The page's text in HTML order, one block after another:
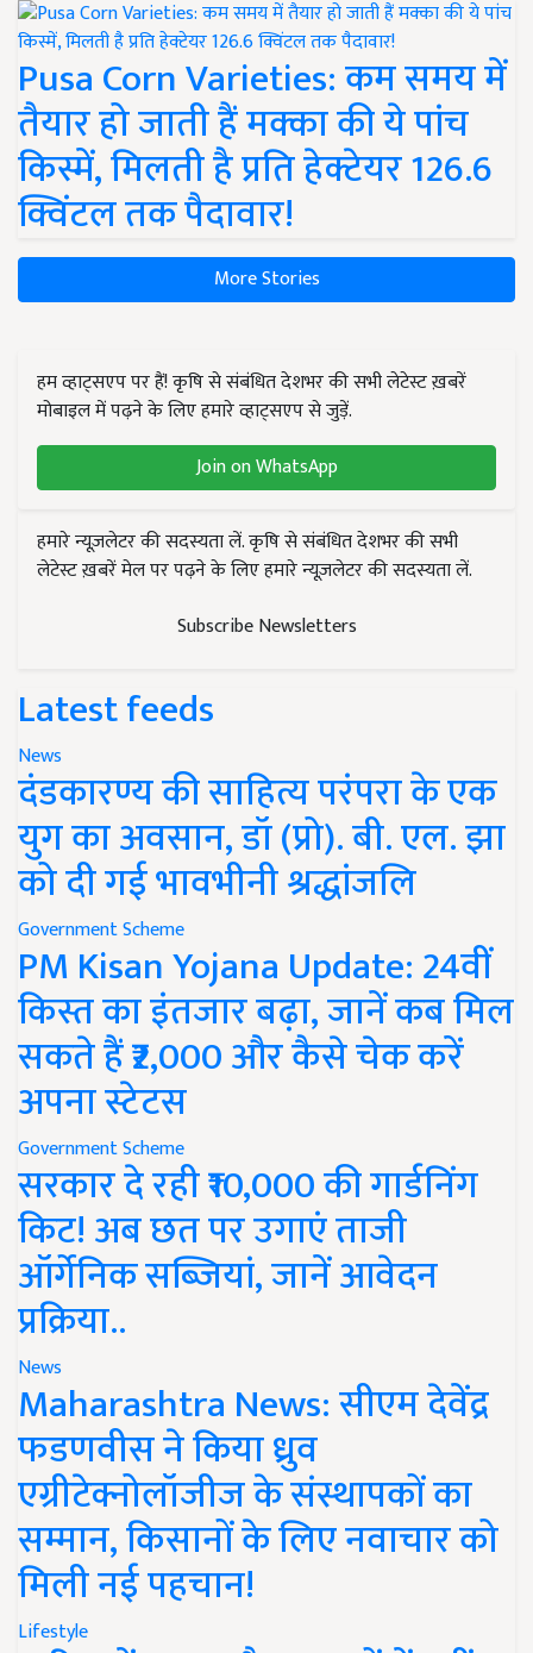
Pusa Corn Varieties: कम समय में
तैयार हो जाती हैं मक्का की ये पांच
किस्में, मिलती है प्रति हेक्टेयर 126.6
क्विंटल तक पैदावार!
More Stories
हम व्हाट्सएप पर हैं! कृषि से संबंधित देशभर की सभी लेटेस्ट ख़बरें
मोबाइल में पढ़ने के लिए हमारे व्हाट्सएप से जुड़ें.
Join on WhatsApp
हमारे न्यूज़लेटर की सदस्यता लें. कृषि से संबंधित देशभर की सभी
लेटेस्ट ख़बरें मेल पर पढ़ने के लिए हमारे न्यूज़लेटर की सदस्यता लें.
Subscribe Newsletters
Latest feeds
News
दंडकारण्य की साहित्य परंपरा के एक
युग का अवसान, डॉ (प्रो). बी. एल. झा
को दी गई भावभीनी श्रद्धांजलि
Government Scheme
PM Kisan Yojana Update: 24वीं
किस्त का इंतजार बढ़ा, जानें कब मिल
सकते हैं ₹2,000 और कैसे चेक करें
अपना स्टेटस
Government Scheme
सरकार दे रही ₹10,000 की गार्डनिंग
किट! अब छत पर उगाएं ताजी
ऑर्गेनिक सब्जियां, जानें आवेदन
प्रक्रिया..
News
Maharashtra News: सीएम देवेंद्र
फडणवीस ने किया ध्रुव
एग्रीटेक्नोलॉजीज के संस्थापकों का
सम्मान, किसानों के लिए नवाचार को
मिली नई पहचान!
Lifestyle